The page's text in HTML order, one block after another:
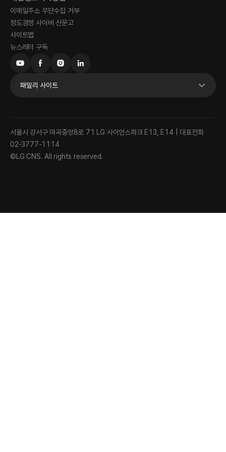
이메일주소 무단수집 거부
정도경영 사이버 신문고
사이트맵
뉴스레터 구독
패밀리 사이트
서울시 강서구 마곡중앙8로 71 LG 사이언스파크 E13, E14 | 대표전화
02-3777-1114
©LG CNS. All rights reserved.